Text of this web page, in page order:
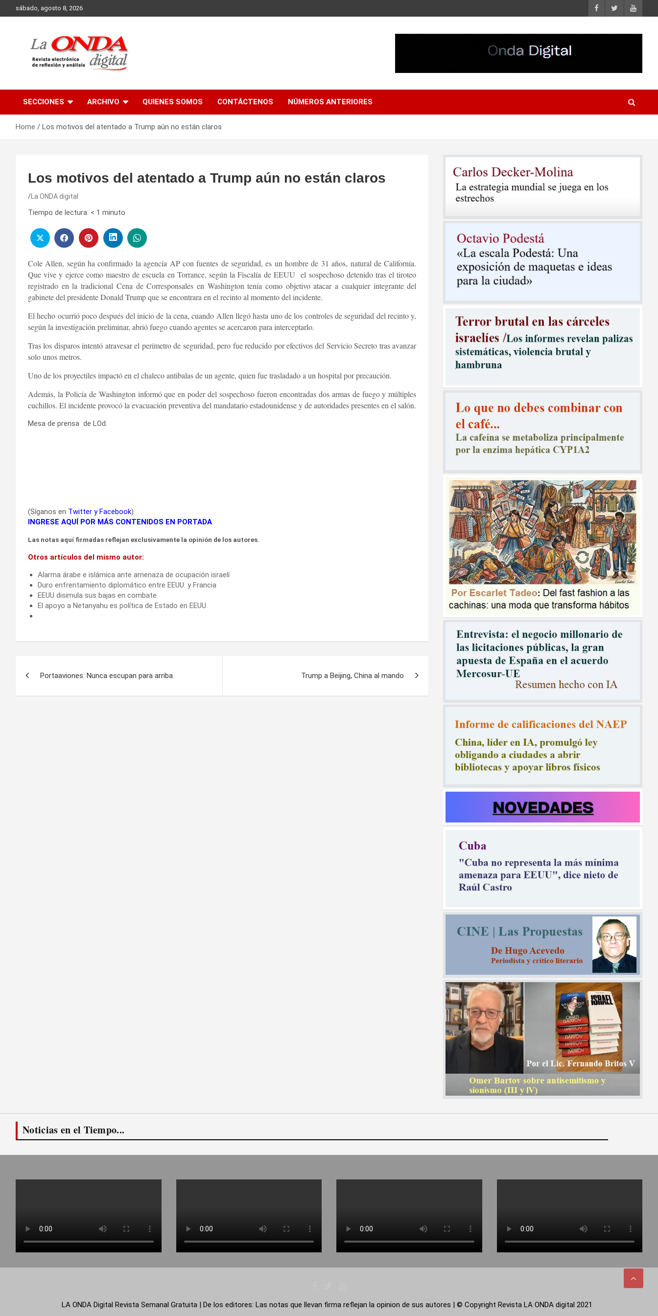
to
sábado, agosto 8, 2026
SECCIONES ARCHIVO QUIENES SOMOS CONTÁCTENOS NÚMEROS ANTERIORES
Home Los motivos del atentado a Trump aún no están claros
Los motivos del atentado a Trump aún no están claros
La ONDA digital
Tiempo de lectura: < 1 minuto
Cole Allen, según ha confirmado la agencia AP con fuentes de seguridad, es un hombre de 31 años, natural de California.
Que vive y ejerce como maestro de escuela en Torrance, según la Fiscalía de EEUU el sospechoso detenido tras el tiroteo
registrado en la tradicional Cena de Corresponsales en Washington tenía como objetivo atacar a cualquier integrante del
gabinete del presidente Donald Trump que se encontrara en el recinto al momento del incidente.
El hecho ocurrió poco después del inicio de la cena, cuando Allen llegó hasta uno de los controles de seguridad del recinto y,
según la investigación preliminar, abrió fuego cuando agentes se acercaron para interceptarlo.
Tras los disparos intentó atravesar el perímetro de seguridad, pero fue reducido por efectivos del Servicio Secreto tras avanzar
solo unos metros.
Uno de los proyectiles impactó en el chaleco antibalas de un agente, quien fue trasladado a un hospital por precaución.
Además, la Policía de Washington informó que en poder del sospechoso fueron encontradas dos armas de fuego y múltiples
cuchillos. El incidente provocó la evacuación preventiva del mandatario estadounidense y de autoridades presentes en el salón.
Mesa de prensa de LOd.
(Síganos en Twitter yFacebook)
INGRESE AQUÍ POR MÁS CONTENIDOS EN PORTADA
Las notas aquí firmadas reflejan exclusivamente la opinión de los autores.
Otros artículos del mismo autor:
Alarma árabe e islámica ante amenaza de ocupación israelí
Duro enfrentamiento diplomático entre EEUU. y Francia
EEUU disimula sus bajas en combate
El apoyo a Netanyahu es política de Estado en EEUU
Portaaviones: Nunca escupan para arriba. Trump a Beijing, China al mando
Noticias en el Tiempo...
LA ONDA Digital Revista Semanal Gratuita | De los editores: Las notas que llevan firma reflejan la opinion de sus autores | © Copyright Revista LA ONDA digital 2021